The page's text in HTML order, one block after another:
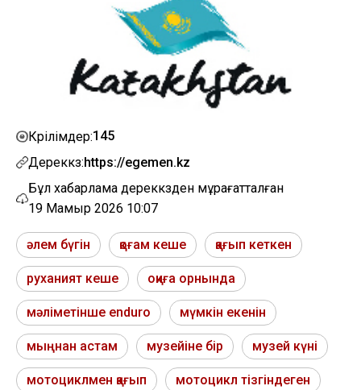
Көрілімдер:145
Дереккөз:https://egemen.kz
Бұл хабарлама дереккөзден мұрағатталған
19 Мамыр 2026 10:07
әлем бүгін қоғам кеше қағып кеткен
руханият кеше оқиға орнында
мәліметінше enduro мүмкін екенін
мыңнан астам музейіне бір музей күні
мотоциклмен қағып мотоцикл тізгіндеген